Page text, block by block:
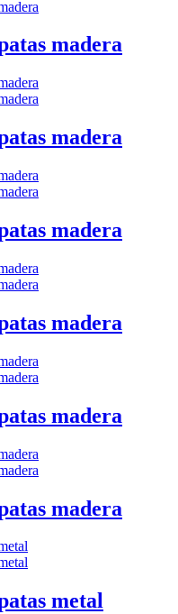
madera
madera
madera
madera
madera
madera
metal